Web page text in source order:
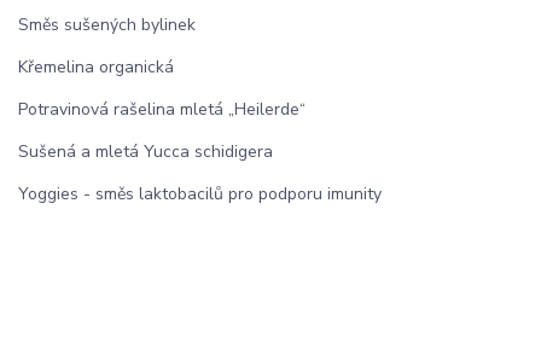
Směs sušených bylinek
Křemelina organická
Potravinová rašelina mletá „Heilerde“
Sušená a mletá Yucca schidigera
Yoggies - směs laktobacilů pro podporu imunity